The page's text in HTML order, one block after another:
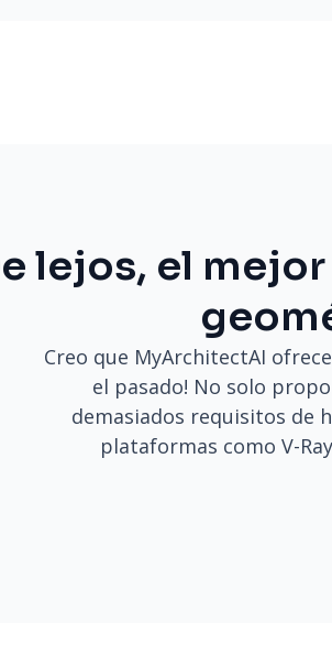
lejos, el
Creo que MyArchitectAI
el pasado! No solo
demasiados requisitos de
plataformas como V-